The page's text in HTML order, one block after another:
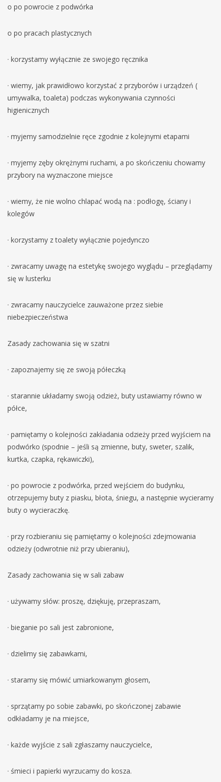
o po powrocie z podwórka
o po pracach plastycznych
· korzystamy wyłącznie ze swojego ręcznika
· wiemy, jak prawidłowo korzystać z przyborów i urządzeń (
umywalka, toaleta) podczas wykonywania czynności
higienicznych
· myjemy samodzielnie ręce zgodnie z kolejnymi etapami
· myjemy zęby okrężnymi ruchami, a po skończeniu chowamy
przybory na wyznaczone miejsce
· wiemy, że nie wolno chlapać wodą na : podłogę, ściany i
kolegów
· korzystamy z toalety wyłącznie pojedynczo
· zwracamy uwagę na estetykę swojego wyglądu – przeglądamy
się w lusterku
· zwracamy nauczycielce zauważone przez siebie
niebezpieczeństwa
Zasady zachowania się w szatni
· zapoznajemy się ze swoją półeczką
· starannie układamy swoją odzież, buty ustawiamy równo w
półce,
· pamiętamy o kolejności zakładania odzieży przed wyjściem na
podwórko (spodnie – jeśli są zmienne, buty, sweter, szalik,
kurtka, czapka, rękawiczki),
· po powrocie z podwórka, przed wejściem do budynku,
otrzepujemy buty z piasku, błota, śniegu, a następnie wycieramy
buty o wycieraczkę.
· przy rozbieraniu się pamiętamy o kolejności zdejmowania
odzieży (odwrotnie niż przy ubieraniu),
Zasady zachowania się w sali zabaw
· używamy słów: proszę, dziękuję, przepraszam,
· bieganie po sali jest zabronione,
· dzielimy się zabawkami,
· staramy się mówić umiarkowanym głosem,
· sprzątamy po sobie zabawki, po skończonej zabawie
odkładamy je na miejsce,
· każde wyjście z sali zgłaszamy nauczycielce,
· śmieci i papierki wyrzucamy do kosza.